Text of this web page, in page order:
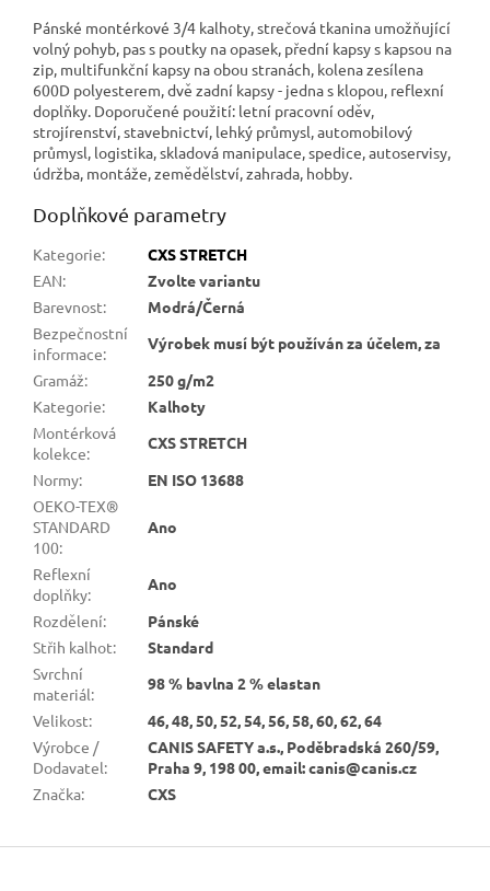
Pánské montérkové 3/4 kalhoty, strečová tkanina umožňující
volný pohyb, pas s poutky na opasek, přední kapsy s kapsou na
zip, multifunkční kapsy na obou stranách, kolena zesílena
600D polyesterem, dvě zadní kapsy - jedna s klopou, reflexní
doplňky. Doporučené použití: letní pracovní oděv,
strojírenství, stavebnictví, lehký průmysl, automobilový
průmysl, logistika, skladová manipulace, spedice, autoservisy,
údržba, montáže, zemědělství, zahrada, hobby.
Doplňkové parametry
Kategorie:
CXS STRETCH
EAN:
Zvolte variantu
Barevnost:
Modrá/Černá
Bezpečnostní
informace:
Výrobek musí být používán za účelem, za
Gramáž:
250 g/m2
Kategorie:
Kalhoty
Montérková
kolekce:
CXS STRETCH
Normy:
EN ISO 13688
OEKO-TEX®
STANDARD
100:
Ano
Reflexní
doplňky:
Ano
Rozdělení:
Pánské
Střih kalhot:
Standard
Svrchní
materiál:
98 % bavlna 2 % elastan
Velikost:
46, 48, 50, 52, 54, 56, 58, 60, 62, 64
Výrobce /
Dodavatel:
CANIS SAFETY a.s., Poděbradská 260/59,
Praha 9, 198 00, email: canis@canis.cz
Značka: CXS
Z